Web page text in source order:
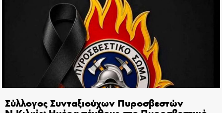
Σύλλογος Συνταξιούχων Πυροσβεστών